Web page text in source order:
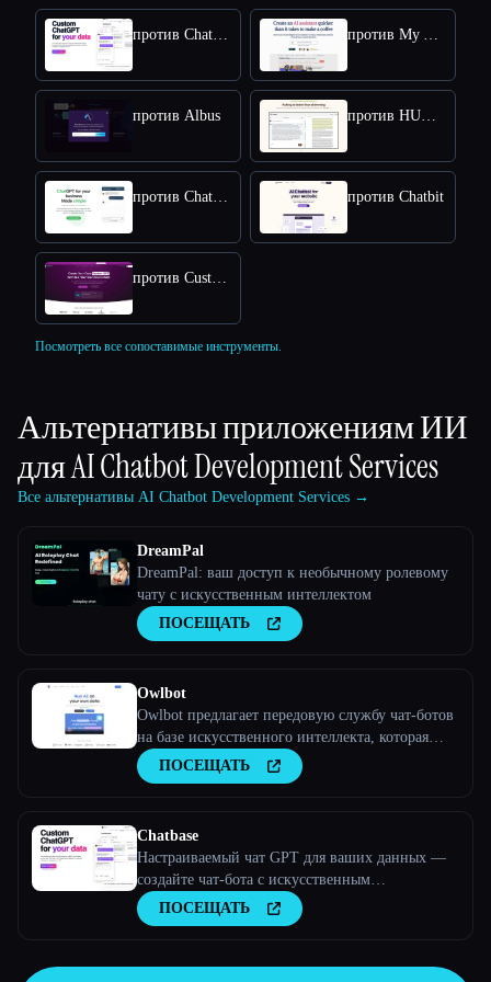
против Chatbase против My AskAI
против Albus против HUMATA
против Chatsimple против Chatbit
против CustomGPT
Посмотреть все сопоставимые инструменты.
Альтернативы приложениям ИИ
дляAI Chatbot Development Services
Все альтернативы AI Chatbot Development Services →
DreamPal
DreamPal: ваш доступ к необычному ролевому
чату с искусственным интеллектом
ПОСЕЩАТЬ
Owlbot
Owlbot предлагает передовую службу чат-ботов
на базе искусственного интеллекта, которая
легко интегрируется с вашими данными и
мгновенно отвечает вам, вашим клиентам или
ПОСЕЩАТЬ
Chatbase
Настраиваемый чат GPT для ваших данных —
создайте чат-бота с искусственным
интеллектом, обученного вашим данным
ПОСЕЩАТЬ